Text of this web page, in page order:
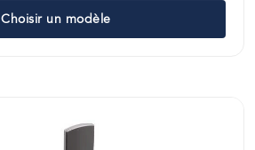
Choisir un modèle